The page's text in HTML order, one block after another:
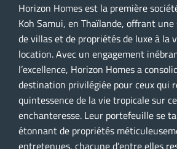
Horizon Homes est la première
Koh Samui, en Thaïlande, offrant
de villas et de propriétés de luxe à la
location. Avec un engagement
l’excellence, Horizon Homes a
destination privilégiée pour ceux qui
quintessence de la vie tropicale sur
enchanteresse. Leur portefeuille se
étonnant de propriétés